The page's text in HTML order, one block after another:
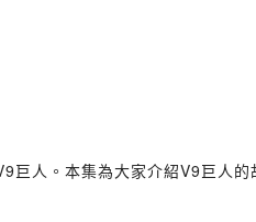
人。本集為大家介紹V9巨人